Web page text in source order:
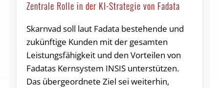
Zentrale Rolle in der KI-Strategie von Fadata
Skarnvad soll laut Fadata bestehende und
zukünftige Kunden mit der gesamten
Leistungsfähigkeit und den Vorteilen von
Fadatas Kernsystem INSIS unterstützen.
Das übergeordnete Ziel sei weiterhin,